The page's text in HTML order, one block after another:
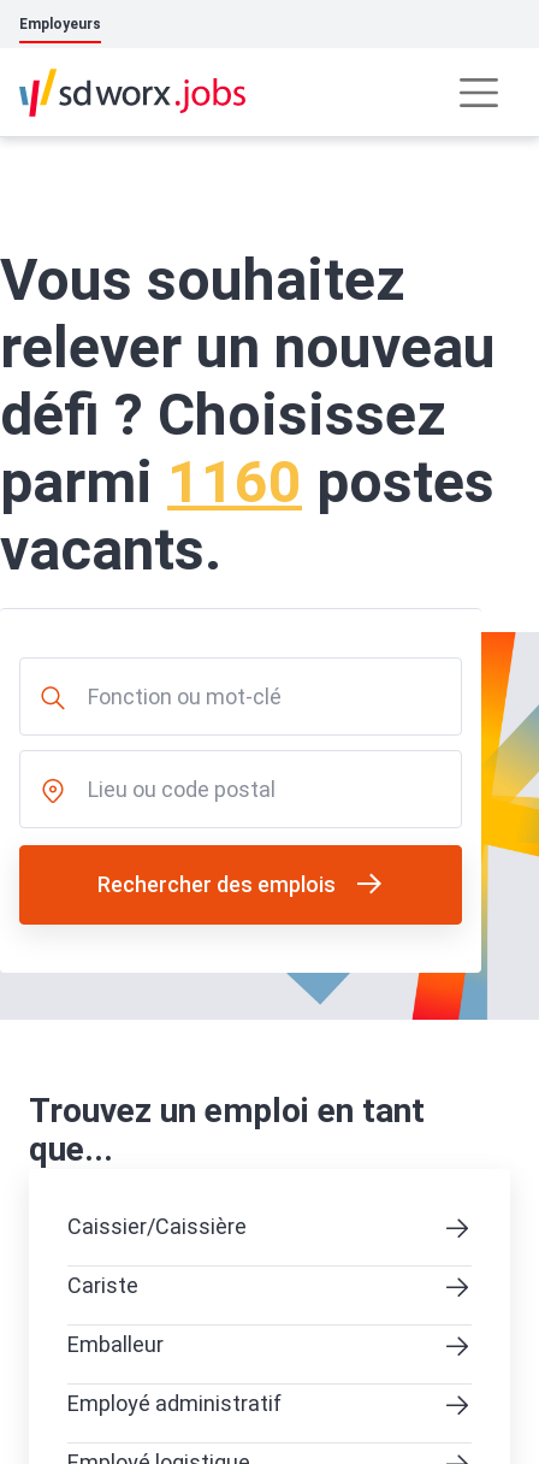
Employeurs
Vous souhaitez
relever un nouveau
défi ? Choisissez
parmi 1160 postes
vacants.
Rechercher des emplois
Trouvez un emploi en tant
que...
Caissier/Caissière
Cariste
Emballeur
Employé administratif